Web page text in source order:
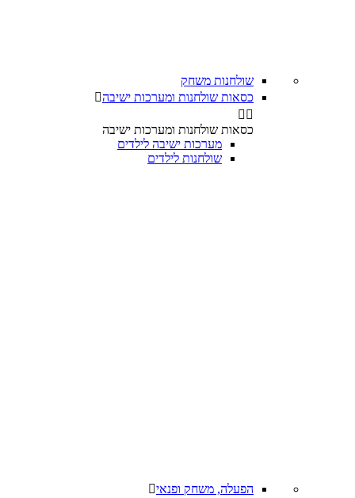
שולחנות משחק
כסאות שולחנות ומערכות ישיבה
 
כסאות שולחנות ומערכות ישיבה
מערכות ישיבה לילדים
שולחנות לילדים
הפעלה, משחק ופנאי